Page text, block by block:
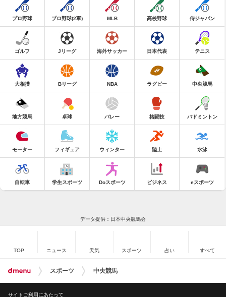
プロ野球 プロ野球(2軍) MLB 高校野球 侍ジャパン
ゴルフ Jリーグ 海外サッカー 日本代表 テニス
大相撲 Bリーグ NBA ラグビー 中央競馬
地方競馬 卓球 バレー 格闘技 バドミントン
モーター フィギュア ウィンター 陸上 水泳
自転車 学生スポーツ Doスポーツ ビジネス eスポーツ
データ提供：日本中央競馬会
TOP ニュース 天気 スポーツ 占い すべて
スポーツ 中央競馬
サイトご利用にあたって